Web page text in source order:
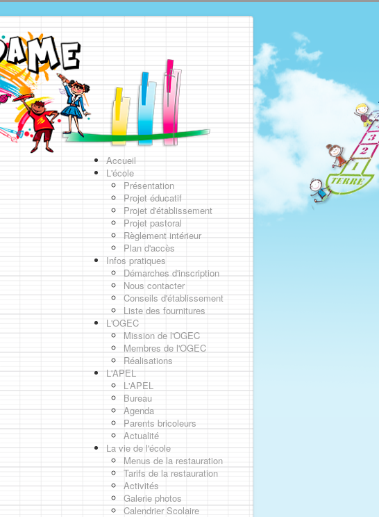
Accueil
L'école
Présentation
Projet éducatif
Projet d'établissement
Projet pastoral
Règlement intérieur
Plan d'accès
Infos pratiques
Démarches d'inscription
Nous contacter
Conseils d'établissement
Liste des fournitures
L'OGEC
Mission de l'OGEC
Membres de l'OGEC
Réalisations
L'APEL
L'APEL
Bureau
Agenda
Parents bricoleurs
Actualité
La vie de l'école
Menus de la restauration
Tarifs de la restauration
Activités
Galerie photos
Calendrier Scolaire